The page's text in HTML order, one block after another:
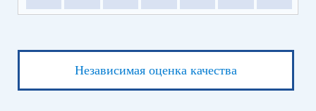
Независимая оценка качества